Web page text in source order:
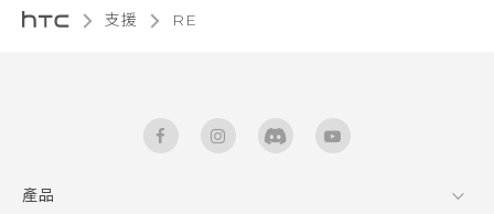
支援 RE‎
產品